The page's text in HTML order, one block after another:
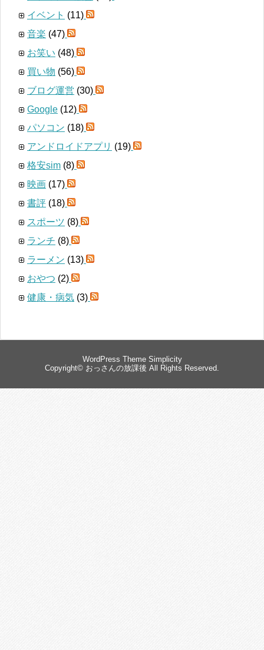
イベント (11)
音楽 (47)
お笑い (48)
買い物 (56)
ブログ運営 (30)
Google (12)
パソコン (18)
アンドロイドアプリ (19)
格安sim (8)
映画 (17)
書評 (18)
スポーツ (8)
ランチ (8)
ラーメン (13)
おやつ (2)
健康・病気 (3)
WordPress Theme Simplicity
Copyright© おっさんの放課後 All Rights Reserved.